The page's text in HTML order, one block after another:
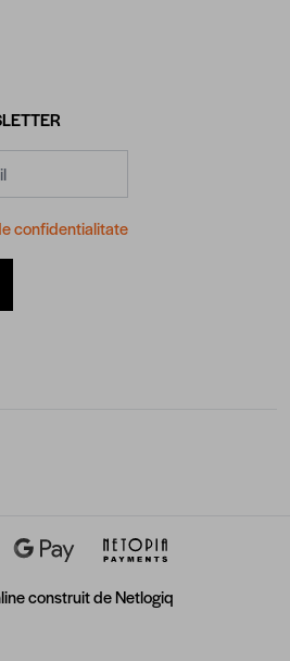
confidentialitate
construit deNetlogiq